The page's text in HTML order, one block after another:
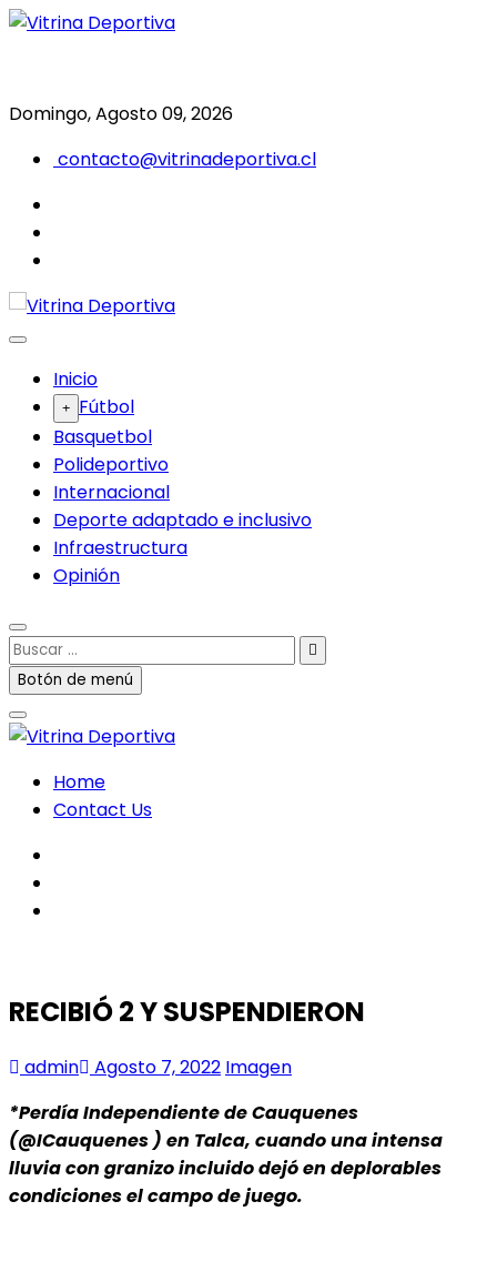
Saltar
Domingo, Agosto 09, 2026
contacto@vitrinadeportiva.cl
Inicio
Fútbol
Basquetbol
Polideportivo
Internacional
Deporte adaptado e inclusivo
Infraestructura
Opinión
Buscar
…Botón de menú
Home
Contact Us
RECIBIÓ 2 Y SUSPENDIERON
admin Agosto 7, 2022 Imagen
*Perdía Independiente de Cauquenes
(@ICauquenes ) en Talca, cuando una intensa
lluvia con granizo incluido dejó en deplorables
condiciones el campo de juego.